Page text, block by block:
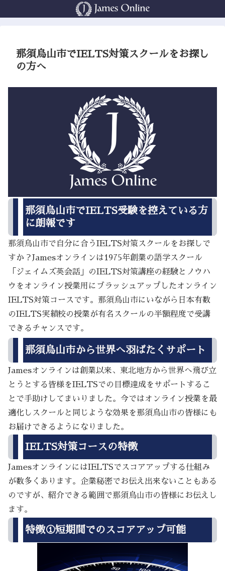
那須烏山市でIELTS対策スクールをお探し
の方へ
那須烏山市でIELTS受験を控えている方
に朗報です
那須烏山市で自分に合うIELTS対策スクールをお探しで
すか？Jamesオンラインは1975年創業の語学スクール
「ジェイムズ英会話」のIELTS対策講座の経験とノウハ
ウをオンライン授業用にブラッシュアップしたオンライン
IELTS対策コースです。那須烏山市にいながら日本有数
のIELTS実績校の授業が有名スクールの半額程度で受講
できるチャンスです。
那須烏山市から世界へ羽ばたくサポート
Jamesオンラインは創業以来、東北地方から世界へ飛び立
とうとする皆様をIELTSでの目標達成をサポートするこ
とで手助けしてまいりました。今ではオンライン授業を最
適化しスクールと同じような効果を那須烏山市の皆様にも
お届けできるようになりました。
IELTS対策コースの特徴
JamesオンラインにはIELTSでスコアアップする仕組み
が数多くあります。企業秘密でお伝え出来ないこともある
のですが、紹介できる範囲で那須烏山市の皆様にお伝えし
ます。
特徴①短期間でのスコアアップ可能